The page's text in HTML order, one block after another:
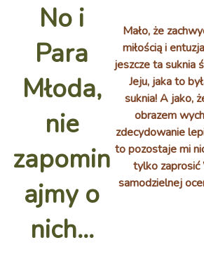
No i
Para
Młoda,
nie
zapomin
ajmy o
nich…
Mało, że
miłością i
jeszcze ta suknia
Jeju, jaka to
suknia! A jako,
obrazem
zdecydowanie
to pozostaje mi
tylko
samodzielnej